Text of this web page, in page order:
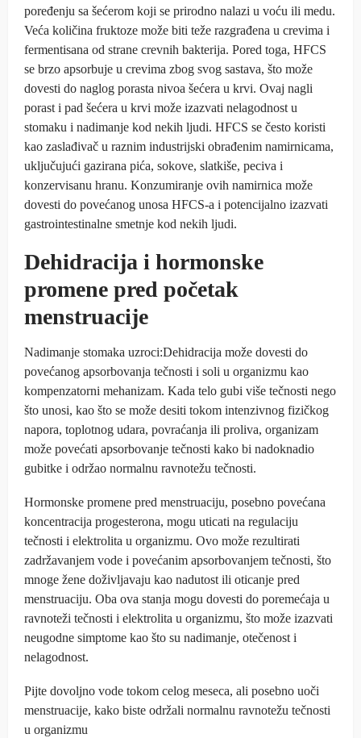
poređenju sa šećerom koji se prirodno nalazi u voću ili medu.
Veća količina fruktoze može biti teže razgrađena u crevima i
fermentisana od strane crevnih bakterija. Pored toga, HFCS
se brzo apsorbuje u crevima zbog svog sastava, što može
dovesti do naglog porasta nivoa šećera u krvi. Ovaj nagli
porast i pad šećera u krvi može izazvati nelagodnost u
stomaku i nadimanje kod nekih ljudi. HFCS se često koristi
kao zaslađivač u raznim industrijski obrađenim namirnicama,
uključujući gazirana pića, sokove, slatkiše, peciva i
konzervisanu hranu. Konzumiranje ovih namirnica može
dovesti do povećanog unosa HFCS-a i potencijalno izazvati
gastrointestinalne smetnje kod nekih ljudi.
Dehidracija i hormonske
promene pred početak
menstruacije
Nadimanje stomaka uzroci:Dehidracija može dovesti do
povećanog apsorbovanja tečnosti i soli u organizmu kao
kompenzatorni mehanizam. Kada telo gubi više tečnosti nego
što unosi, kao što se može desiti tokom intenzivnog fizičkog
napora, toplotnog udara, povraćanja ili proliva, organizam
može povećati apsorbovanje tečnosti kako bi nadoknadio
gubitke i održao normalnu ravnotežu tečnosti.
Hormonske promene pred menstruaciju, posebno povećana
koncentracija progesterona, mogu uticati na regulaciju
tečnosti i elektrolita u organizmu. Ovo može rezultirati
zadržavanjem vode i povećanim apsorbovanjem tečnosti, što
mnoge žene doživljavaju kao nadutost ili oticanje pred
menstruaciju. Oba ova stanja mogu dovesti do poremećaja u
ravnoteži tečnosti i elektrolita u organizmu, što može izazvati
neugodne simptome kao što su nadimanje, otečenost i
nelagodnost.
Pijte dovoljno vode tokom celog meseca, ali posebno uoči
menstruacije, kako biste održali normalnu ravnotežu tečnosti
u organizmu